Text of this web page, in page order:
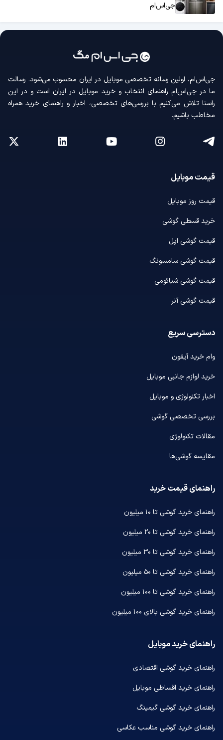
جی‌اس‌ام
جی‌اس‌ام، اولین رسانه‌ تخصصی موبایل در ایران محسوب می‌شود. رسالت
ما در جی‌اس‌ام راهنمای انتخاب و خرید موبایل در ایران است و در این
راستا تلاش می‌کنیم با بررسی‌های تخصصی، اخبار و راهنمای خرید همراه
مخاطب باشیم.
قیمت موبایل
قیمت روز موبایل
خرید قسطی گوشی
قیمت گوشی اپل
قیمت گوشی سامسونگ
قیمت گوشی شیائومی
قیمت گوشی آنر
دسترسی سریع
وام خرید آیفون
خرید لوازم جانبی موبایل
اخبار تکنولوژی و موبایل
بررسی تخصصی گوشی
مقالات تکنولوژی
مقایسه گوشی‌ها
راهنمای قیمت خرید
راهنمای خرید گوشی تا ۱۰ میلیون
راهنمای خرید گوشی تا ۲۰ میلیون
راهنمای خرید گوشی تا ۳۰ میلیون
راهنمای خرید گوشی تا ۵۰ میلیون
راهنمای خرید گوشی تا ۱۰۰ میلیون
راهنمای خرید گوشی بالای ۱۰۰ میلیون
راهنمای خرید موبایل
راهنمای خرید گوشی اقتصادی
راهنمای خرید اقساطی موبایل
راهنمای خرید گوشی گیمینگ
راهنمای خرید گوشی مناسب عکاسی